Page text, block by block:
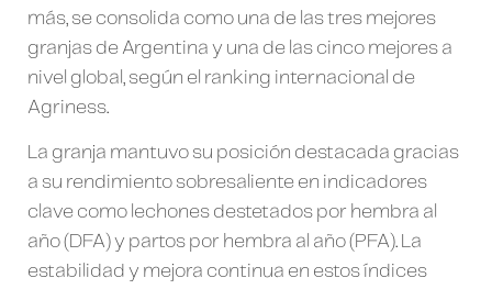
más, se consolida como una de las tres mejores
granjas de Argentina y una de las cinco mejores a
nivel global, según el ranking internacional de
Agriness.
La granja mantuvo su posición destacada gracias
a su rendimiento sobresaliente en indicadores
clave como lechones destetados por hembra al
año (DFA) y partos por hembra al año (PFA). La
estabilidad y mejora continua en estos índices